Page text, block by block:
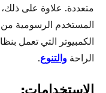
متعددة. علاوة على
الراحة والتنوع
الاستخدامات: